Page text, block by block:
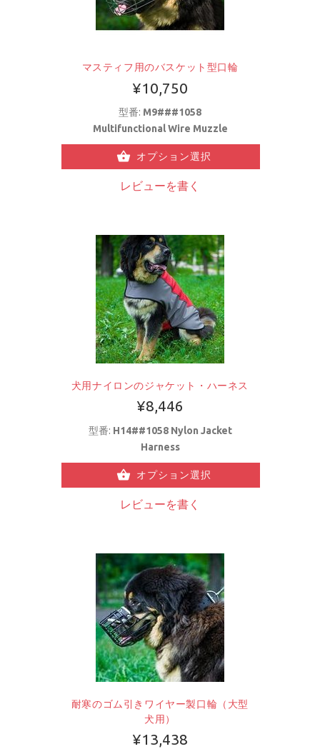
マスティフ用のバスケット型口輪
¥10,750
型番: M9###1058
Multifunctional Wire Muzzle
オプション選択
レビューを書く
犬用ナイロンのジャケット・ハーネス
¥8,446
型番: H14##1058 Nylon Jacket
Harness
オプション選択
レビューを書く
耐寒のゴム引きワイヤー製口輪（大型
犬用）
¥13,438